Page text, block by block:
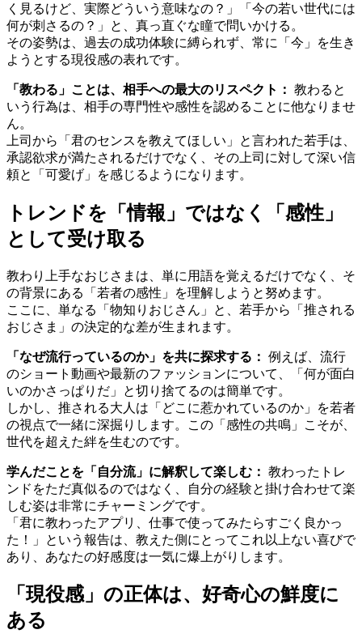
く見るけど、実際どういう意味なの？」「今の若い世代には
何が刺さるの？」と、真っ直ぐな瞳で問いかける。
その姿勢は、過去の成功体験に縛られず、常に「今」を生き
ようとする現役感の表れです。
「教わる」ことは、相手への最大のリスペクト： 教わると
いう行為は、相手の専門性や感性を認めることに他なりませ
ん。
上司から「君のセンスを教えてほしい」と言われた若手は、
承認欲求が満たされるだけでなく、その上司に対して深い信
頼と「可愛げ」を感じるようになります。
トレンドを「情報」ではなく「感性」
として受け取る
教わり上手なおじさまは、単に用語を覚えるだけでなく、そ
の背景にある「若者の感性」を理解しようと努めます。
ここに、単なる「物知りおじさん」と、若手から「推される
おじさま」の決定的な差が生まれます。
「なぜ流行っているのか」を共に探求する： 例えば、流行
のショート動画や最新のファッションについて、「何が面白
いのかさっぱりだ」と切り捨てるのは簡単です。
しかし、推される大人は「どこに惹かれているのか」を若者
の視点で一緒に深掘りします。この「感性の共鳴」こそが、
世代を超えた絆を生むのです。
学んだことを「自分流」に解釈して楽しむ： 教わったトレ
ンドをただ真似るのではなく、自分の経験と掛け合わせて楽
しむ姿は非常にチャーミングです。
「君に教わったアプリ、仕事で使ってみたらすごく良かっ
た！」という報告は、教えた側にとってこれ以上ない喜びで
あり、あなたの好感度は一気に爆上がりします。
「現役感」の正体は、好奇心の鮮度に
ある